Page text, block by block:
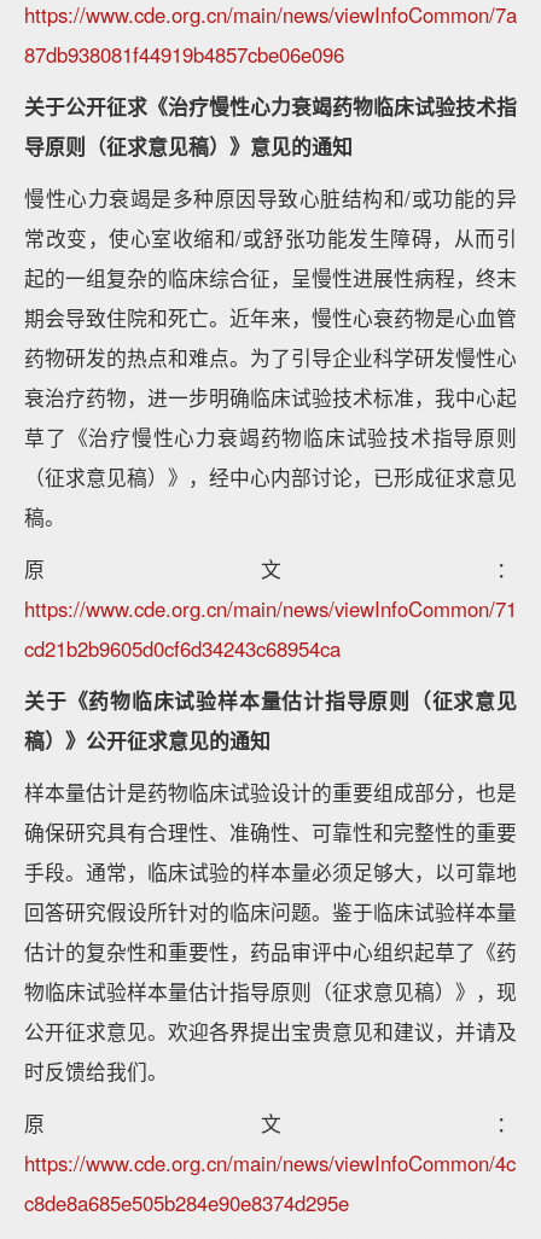
https://www.cde.org.cn/main/news/viewInfoCommon/7a
87db938081f44919b4857cbe06e096
关于公开征求《治疗慢性心力衰竭药物临床试验技术指
导原则（征求意见稿）》意见的通知
慢性心力衰竭是多种原因导致心脏结构和/或功能的异
常改变，使心室收缩和/或舒张功能发生障碍，从而引
起的一组复杂的临床综合征，呈慢性进展性病程，终末
期会导致住院和死亡。近年来，慢性心衰药物是心血管
药物研发的热点和难点。为了引导企业科学研发慢性心
衰治疗药物，进一步明确临床试验技术标准，我中心起
草了《治疗慢性心力衰竭药物临床试验技术指导原则
（征求意见稿）》，经中心内部讨论，已形成征求意见
稿。
原文：
https://www.cde.org.cn/main/news/viewInfoCommon/71
cd21b2b9605d0cf6d34243c68954ca
关于《药物临床试验样本量估计指导原则（征求意见
稿）》公开征求意见的通知
样本量估计是药物临床试验设计的重要组成部分，也是
确保研究具有合理性、准确性、可靠性和完整性的重要
手段。通常，临床试验的样本量必须足够大，以可靠地
回答研究假设所针对的临床问题。鉴于临床试验样本量
估计的复杂性和重要性，药品审评中心组织起草了《药
物临床试验样本量估计指导原则（征求意见稿）》，现
公开征求意见。欢迎各界提出宝贵意见和建议，并请及
时反馈给我们。
原文：
https://www.cde.org.cn/main/news/viewInfoCommon/4c
c8de8a685e505b284e90e8374d295e